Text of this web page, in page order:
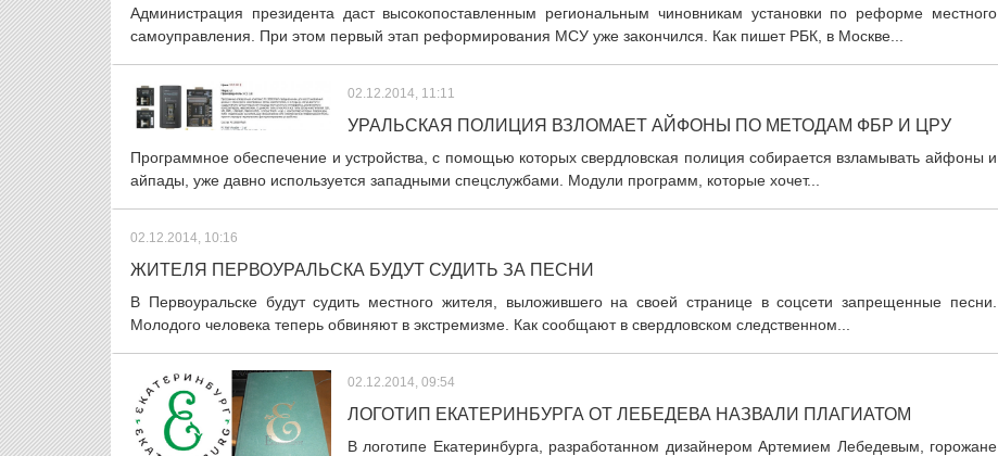
Администрация президента даст высокопоставленным региональным чиновникам установки по реформе местного
самоуправления. При этом первый этап реформирования МСУ уже закончился. Как пишет РБК, в Москве...
02.12.2014, 11:11
УРАЛЬСКАЯ ПОЛИЦИЯ ВЗЛОМАЕТ АЙФОНЫ ПО МЕТОДАМ ФБР И ЦРУ
Программное обеспечение и устройства, с помощью которых свердловская полиция собирается взламывать айфоны и
айпады, уже давно используется западными спецслужбами. Модули программ, которые хочет...
02.12.2014, 10:16
ЖИТЕЛЯ ПЕРВОУРАЛЬСКА БУДУТ СУДИТЬ ЗА ПЕСНИ
В Первоуральске будут судить местного жителя, выложившего на своей странице в соцсети запрещенные песни.
Молодого человека теперь обвиняют в экстремизме. Как сообщают в свердловском следственном...
02.12.2014, 09:54
ЛОГОТИП ЕКАТЕРИНБУРГА ОТ ЛЕБЕДЕВА НАЗВАЛИ ПЛАГИАТОМ
В логотипе Екатеринбурга, разработанном дизайнером Артемием Лебедевым, горожане